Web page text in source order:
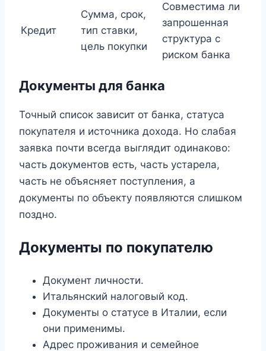
Кредит
Сумма, срок,
тип ставки,
цель покупки
Совместима ли
запрошенная
структура с
риском банка
Документы для банка
Точный список зависит от банка, статуса
покупателя и источника дохода. Но слабая
заявка почти всегда выглядит одинаково:
часть документов есть, часть устарела,
часть не объясняет поступления, а
документы по объекту появляются слишком
поздно.
Документы по покупателю
Документ личности.
Итальянский налоговый код.
Документы о статусе в Италии, если
они применимы.
Адрес проживания и семейное